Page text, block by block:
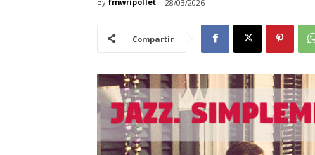
28/03/2026
Compartir